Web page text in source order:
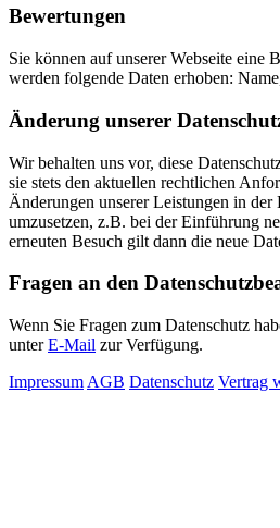
Bewertungen
Sie können auf unserer Webseite eine
werden folgende Daten erhoben:
Änderung unserer
Wir behalten uns vor, diese
sie stets den aktuellen rechtlichen
Änderungen unserer Leistungen in der
umzusetzen, z.B. bei der Einführung
erneuten Besuch gilt dann die neue
Fragen an den
Wenn Sie Fragen zum Datenschutz
unterE-Mail zur Verfügung.
Impressum AGB Datenschutz Vertrag